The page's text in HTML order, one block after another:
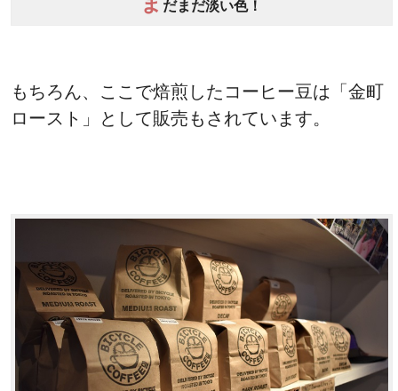
だまだ淡い色！
もちろん、ここで焙煎したコーヒー豆は「金町
ロースト」として販売もされています。